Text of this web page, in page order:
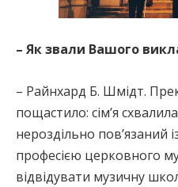
– Як звали Вашого
– Райнхард Б. Шмідт.
пощастило: сім’я
нероздільно пов’язаний
професією церковного
відвідувати музичну